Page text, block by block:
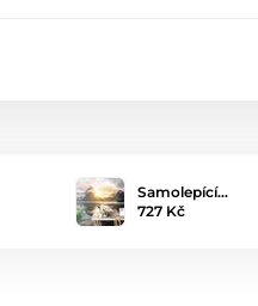
Samolepící…
727 Kč